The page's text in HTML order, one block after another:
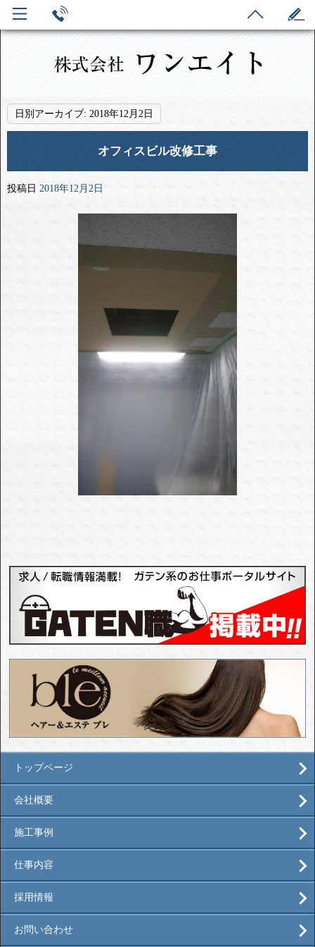
日別アーカイブ: 2018年12月2日
オフィスビル改修工事
投稿日 2018年12月2日
トップページ
会社概要
施工事例
仕事内容
採用情報
お問い合わせ